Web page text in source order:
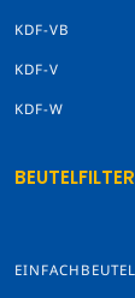
KDF-VB
KDF-V
KDF-W